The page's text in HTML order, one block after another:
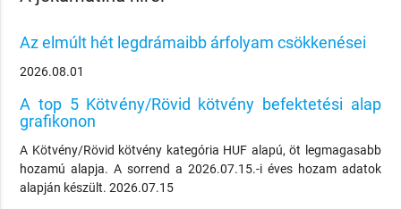
Az elmúlt hét legdrámaibb árfolyam csökkenései
2026.08.01
A top 5 Kötvény/Rövid kötvény befektetési alap
grafikonon
A Kötvény/Rövid kötvény kategória HUF alapú, öt legmagasabb
hozamú alapja. A sorrend a 2026.07.15.-i éves hozam adatok
alapján készült. 2026.07.15